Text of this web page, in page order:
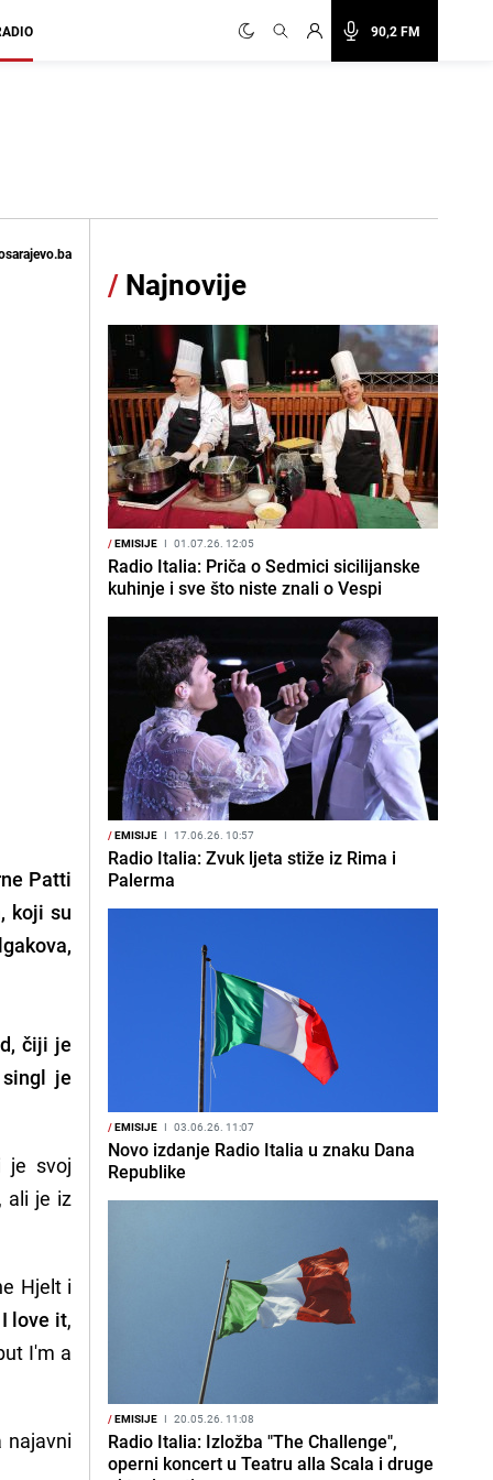
90,2 FM
Patti
, koji su
čiji je
je
je svoj
ali je iz
Hjelt i
I love it,
I'm a
najavni
/ Najnovije
/EMISIJE I 01.07.26. 12:05
Radio Italia: Priča o Sedmici sicilijanske
kuhinje i sve što niste znali o Vespi
/EMISIJE I 17.06.26. 10:57
Radio Italia: Zvuk ljeta stiže iz Rima i
Palerma
/EMISIJE I 03.06.26. 11:07
Novo izdanje Radio Italia u znaku Dana
Republike
/EMISIJE I 20.05.26. 11:08
Radio Italia: Izložba "The Challenge",
operni koncert u Teatru alla Scala i druge